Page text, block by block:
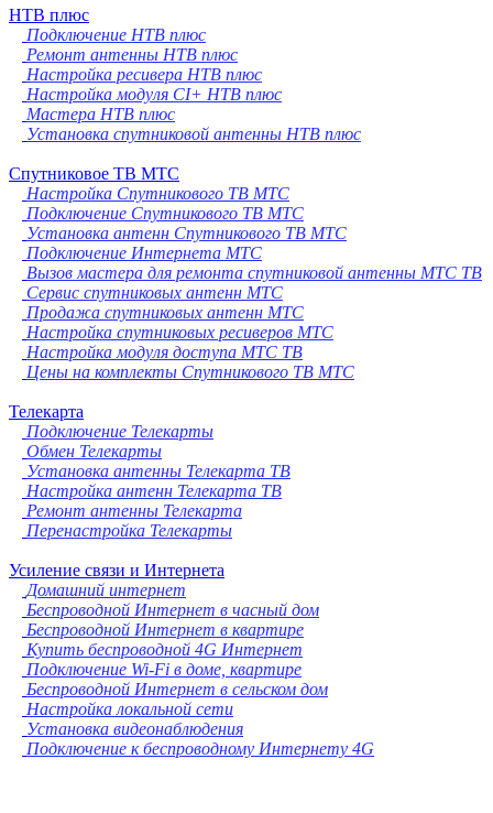
НТВ плюс
Подключение НТВ плюс
Ремонт антенны НТВ плюс
Настройка ресивера НТВ плюс
Настройка модуля CI+ НТВ плюс
Мастера НТВ плюс
Установка спутниковой антенны НТВ плюс
Спутниковое ТВ МТС
Настройка Спутникового ТВ МТС
Подключение Спутникового ТВ МТС
Установка антенн Спутникового ТВ МТС
Подключение Интернета МТС
Вызов мастера для ремонта спутниковой антенны МТС ТВ
Сервис спутниковых антенн МТС
Продажа спутниковых антенн МТС
Настройка спутниковых ресиверов МТС
Настройка модуля доступа МТС ТВ
Цены на комплекты Спутникового ТВ МТС
Телекарта
Подключение Телекарты
Обмен Телекарты
Установка антенны Телекарта ТВ
Настройка антенн Телекарта ТВ
Ремонт антенны Телекарта
Перенастройка Телекарты
Усиление связи и Интернета
Домашний интернет
Беспроводной Интернет в часный дом
Беспроводной Интернет в квартире
Купить беспроводной 4G Интернет
Подключение Wi-Fi в доме, квартире
Беспроводной Интернет в сельском дом
Настройка локальной сети
Установка видеонаблюдения
Подключение к беспроводному Интернету 4G